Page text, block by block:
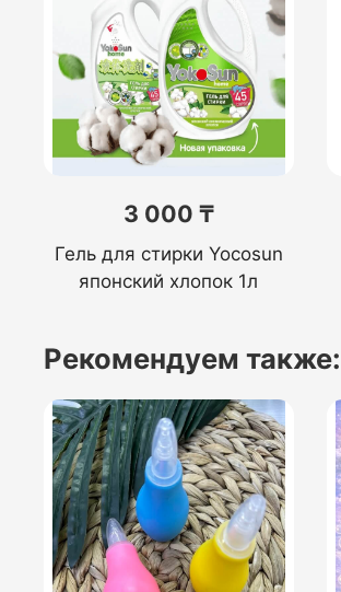
3 000 ₸
Гель для стирки Yocosun
японский хлопок 1л
Рекомендуем также: